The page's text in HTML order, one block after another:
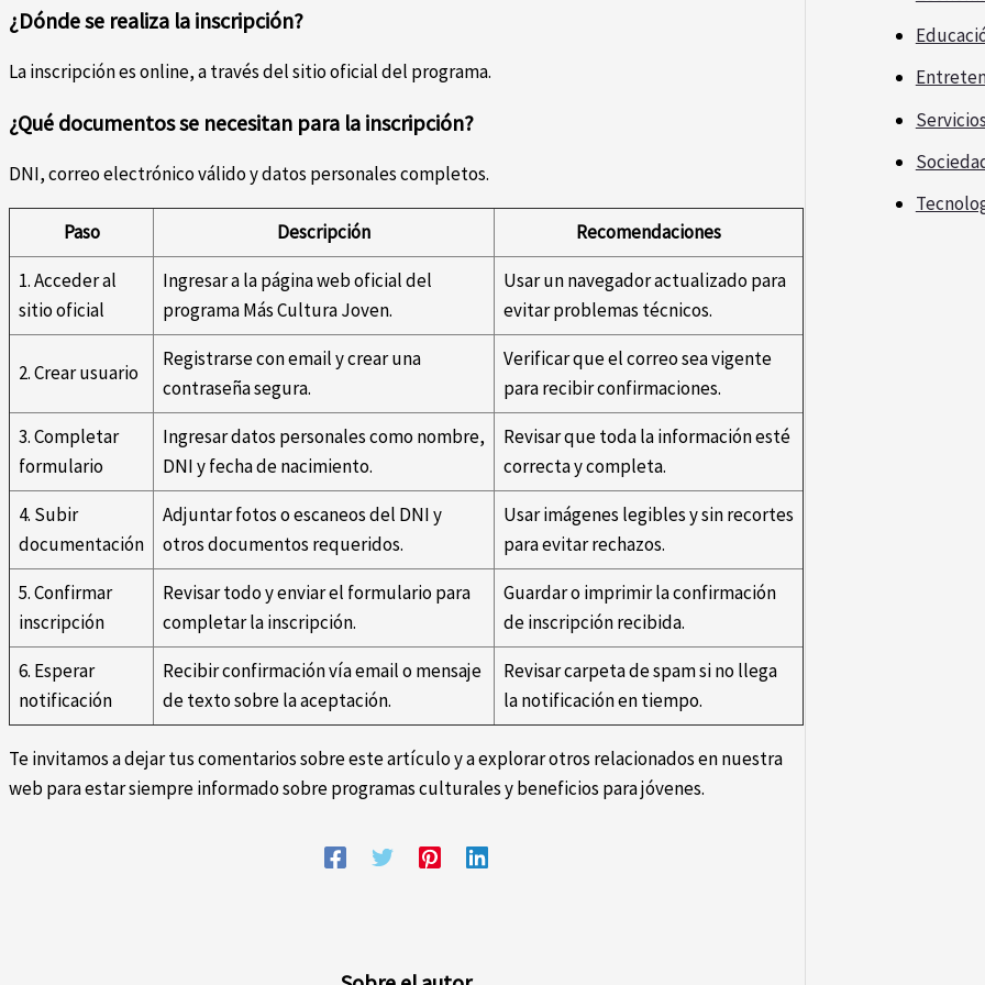
¿Dónde se realiza la inscripción?
La inscripción es online, a través del sitio oficial del programa.
¿Qué documentos se necesitan para la inscripción?
DNI, correo electrónico válido y datos personales completos.
Paso Descripción
Recomendaciones
1. Acceder al
sitio oficial
Ingresar a la página web oficial del
programa Más Cultura Joven.
Usar un navegador actualizado para
evitar problemas técnicos.
2. Crear usuario
Registrarse con email y crear una
contraseña segura.
Verificar que el correo sea vigente
para recibir confirmaciones.
3. Completar
formulario
Ingresar datos personales como nombre,
DNI y fecha de nacimiento.
Revisar que toda la información esté
correcta y completa.
4. Subir
documentación
Adjuntar fotos o escaneos del DNI y
otros documentos requeridos.
Usar imágenes legibles y sin recortes
para evitar rechazos.
5. Confirmar
inscripción
Revisar todo y enviar el formulario para
completar la inscripción.
Guardar o imprimir la confirmación
de inscripción recibida.
6. Esperar
notificación
Recibir confirmación vía email o mensaje
de texto sobre la aceptación.
Revisar carpeta de spam si no llega
la notificación en tiempo.
Te invitamos a dejar tus comentarios sobre este artículo y a explorar otros relacionados en nuestra
web para estar siempre informado sobre programas culturales y beneficios para jóvenes.
Servicios